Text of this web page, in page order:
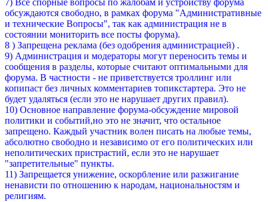
7) Все спорные вопросы по жалобам и устройству форума
обсуждаются свободно, в рамках форума "Административные
и технические Вопросы", так как администрация не в
состоянии мониторить все посты форума).
8 ) Запрещена реклама (без одобрения администрацией) .
9) Администрация и модераторы могут переносить темы и
сообщения в разделы, которые считают оптимальными для
форума. В частности - не приветствуется троллинг или
копипаст без личных комментариев топикстартера. Это не
будет удаляться (если это не нарушает других правил).
10) Основное направление форума-обсуждение мировой
политики и событий,но это не значит, что остальное
запрещено. Каждый участник волен писать на любые темы,
абсолютно свободно и независимо от его политических или
неполитических пристрастий, если это не нарушает
"запретительные" пункты.
11) Запрещается унижение, оскорбление или разжигание
ненависти по отношению к народам, национальностям и
религиям.